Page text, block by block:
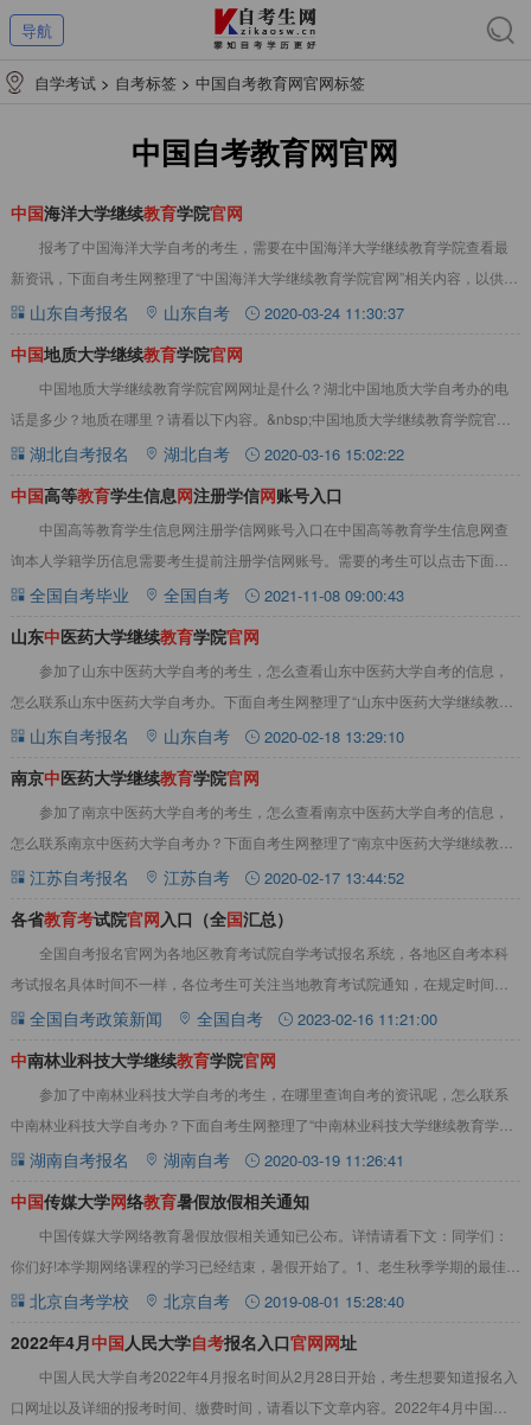
导航
自学考试 > 自考标签 > 中国自考教育网官网标签
中国自考教育网官网
中国海洋大学继续教育学院官网
报考了中国海洋大学自考的考生，需要在中国海洋大学继续教育学院查看最
新资讯，下面自考生网整理了“中国海洋大学继续教育学院官网”相关内容，以供参
考。中国海洋大学继续教育学院官网网址：h
山东自考报名 山东自考 2020-03-24 11:30:37
中国地质大学继续教育学院官网
中国地质大学继续教育学院官网网址是什么？湖北中国地质大学自考办的电
话是多少？地质在哪里？请看以下内容。&nbsp;中国地质大学继续教育学院官网
官网网址：http://yjxy.cu
湖北自考报名 湖北自考 2020-03-16 15:02:22
中国高等教育学生信息网注册学信网账号入口
中国高等教育学生信息网注册学信网账号入口在中国高等教育学生信息网查
询本人学籍学历信息需要考生提前注册学信网账号。需要的考生可以点击下面链
接进入中国高等教育学生信息网注册学信网账号系
全国自考毕业 全国自考 2021-11-08 09:00:43
山东中医药大学继续教育学院官网
参加了山东中医药大学自考的考生，怎么查看山东中医药大学自考的信息，
怎么联系山东中医药大学自考办。下面自考生网整理了“山东中医药大学继续教育
学院官网”相关内容，以供参考。山东中医药大
山东自考报名 山东自考 2020-02-18 13:29:10
南京中医药大学继续教育学院官网
参加了南京中医药大学自考的考生，怎么查看南京中医药大学自考的信息，
怎么联系南京中医药大学自考办？下面自考生网整理了“南京中医药大学继续教育
学院官网”相关内容，以供参考。南京中医药大
江苏自考报名 江苏自考 2020-02-17 13:44:52
各省教育考试院官网入口（全国汇总）
全国自考报名官网为各地区教育考试院自学考试报名系统，各地区自考本科
考试报名具体时间不一样，各位考生可关注当地教育考试院通知，在规定时间内
完成注册、报考、缴费，避免错过考试报名。为方
全国自考政策新闻 全国自考 2023-02-16 11:21:00
中南林业科技大学继续教育学院官网
参加了中南林业科技大学自考的考生，在哪里查询自考的资讯呢，怎么联系
中南林业科技大学自考办？下面自考生网整理了“中南林业科技大学继续教育学院
官网”相关内容，以供参考。中南林业科技大学
湖南自考报名 湖南自考 2020-03-19 11:26:41
中国传媒大学网络教育暑假放假相关通知
中国传媒大学网络教育暑假放假相关通知已公布。详情请看下文：同学们：
你们好!本学期网络课程的学习已经结束，暑假开始了。1、老生秋季学期的最佳选
课期为：7月15日至9月14日，完成选课
北京自考学校 北京自考 2019-08-01 15:28:40
2022年4月中国人民大学自考报名入口官网网址
中国人民大学自考2022年4月报名时间从2月28日开始，考生想要知道报名入
口网址以及详细的报考时间、缴费时间，请看以下文章内容。2022年4月中国人